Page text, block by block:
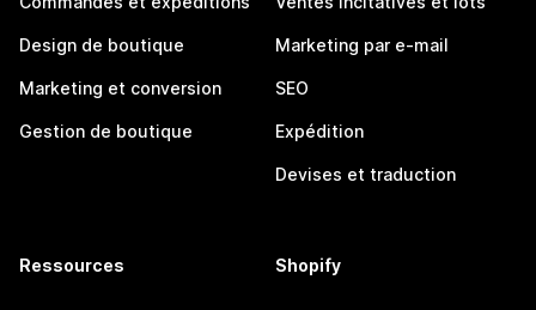
Design de boutique
Marketing et conversion
Gestion de boutique
Marketing par e-mail
SEO
Expédition
Devises et traduction
Ressources Shopify